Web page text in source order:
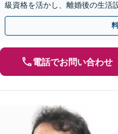
級資格を活かし、離婚後の生活
ッズスペースあり】【事前のご
電話でお問い合わせ